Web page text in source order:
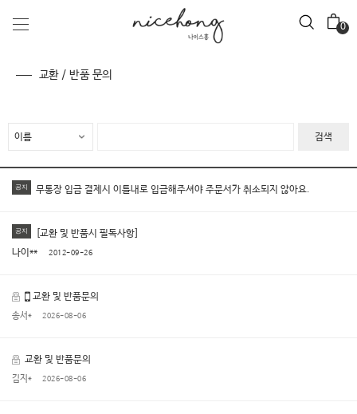
0
교환 / 반품 문의
검색
공지 무통장 입금 결제시 이틀내로 입금해주셔야 주문서가 취소되지 않아요.
공지
[교환 및 반품시 필독사항]
나이**
2012-09-26
교환 및 반품문의
송서* 2026-08-06
교환 및 반품문의
김지* 2026-08-06